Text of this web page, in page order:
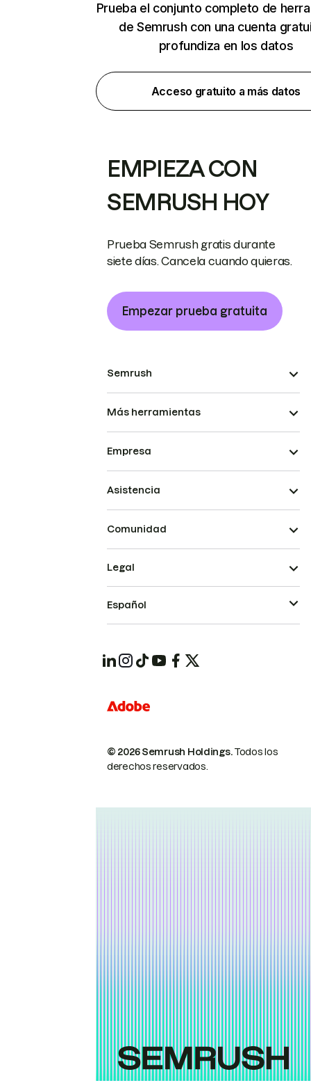
Prueba el conjunto completo de
de Semrush con una cuenta
profundiza en los datos
Acceso gratuito a más datos
EMPIEZA CON
SEMRUSH HOY
Prueba Semrush gratis durante
siete días. Cancela cuando quieras.
Empezar prueba gratuita
Semrush
Más herramientas
Empresa
Asistencia
Comunidad
© 2026 Semrush Holdings.Todos los
derechos reservados.
Legal
Español